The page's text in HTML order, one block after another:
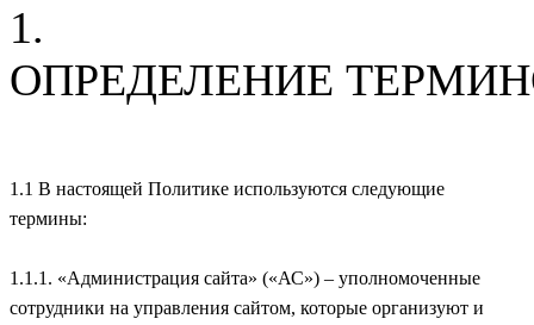
1.
ОПРЕДЕЛЕНИЕ
1.1 В настоящей Политике используются следующие
термины:
1.1.1. «Администрация сайта» («АС») – уполномоченные
сотрудники на управления сайтом, которые организуют и